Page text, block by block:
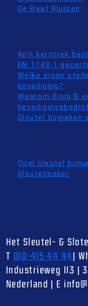
De Raat Kluizen
Anti kerntrek
EN 1143-1
Welke eisen
beveiliging?
Waarom Borg B
Sleutel bijmaken
Opel sleutel
Sleutelmaker
Het Sleutel- &
T 010-415 44 44
Industrieweg 113
Nederland
E